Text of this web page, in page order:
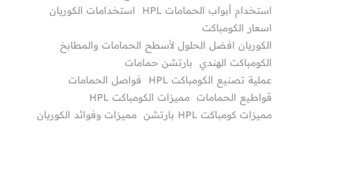
استخدام أبواب الحمامات HPL
استخدامات الكوريان
اسعار الكومباكت
الكوريان افضل الحلول لأسطح الحمامات والمطابخ
الكومباكت الهندي
بارتشن حمامات
عملية تصنيع الكومباكت HPL
فواصل الحمامات
قواطيع الحمامات مميزات الكومباكت HPL
مميزات كومباكت HPL بارتشن
مميزات وفوائد الكوريان